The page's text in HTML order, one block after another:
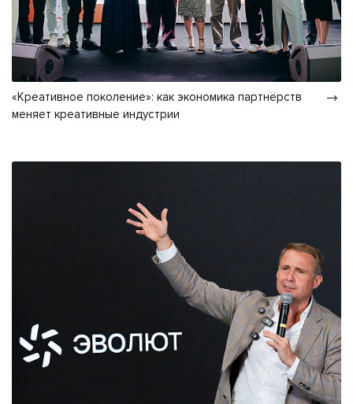
«Креативное поколение»: как экономика партнёрств
меняет креативные индустрии